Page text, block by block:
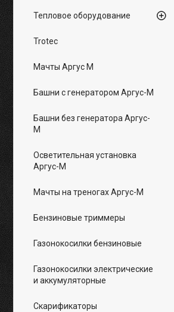
Тепловое оборудование
Trotec
Мачты Аргус М
Башни с генератором Аргус-М
Башни без генератора Аргус-
М
Осветительная установка
Аргус-М
Мачты на треногах Аргус-М
Бензиновые триммеры
Газонокосилки бензиновые
Газонокосилки электрические
и аккумуляторные
Скарификаторы